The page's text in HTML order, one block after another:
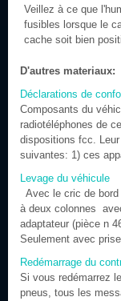
Veillez à ce que
fusibles lorsque le
cache soit bien
D'autres materiaux:
Déclarations de
Composants du
radiotéléphones de
dispositions fcc.
suivantes: 1) ces
Levage du véhicule
Avec le cric de
à deux colonnes
adaptateur (pièce n
Seulement avec
Redémarrage du
Si vous redémarrez
pneus, tous les